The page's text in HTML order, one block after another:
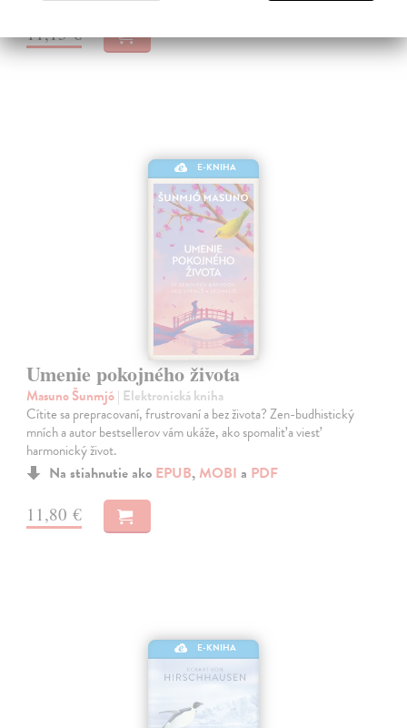
11,13 €
E-KNIHA
Umenie pokojného života
Masuno Šunmjó| Elektronická kniha
Cítite sa prepracovaní, frustrovaní a bez života? Zen-budhistický
mních a autor bestsellerov vám ukáže, ako spomaliť a viesť
harmonický život.
Na stiahnutie ako EPUB, MOBI a PDF
11,80 €
E-KNIHA